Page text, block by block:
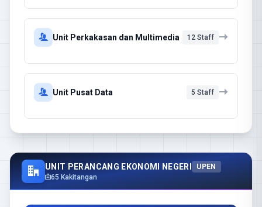
Unit Perkakasan dan Multimedia 12 Staff
Unit Pusat Data 5 Staff
UNIT PERANCANG EKONOMI NEGERI
UPEN
65 Kakitangan